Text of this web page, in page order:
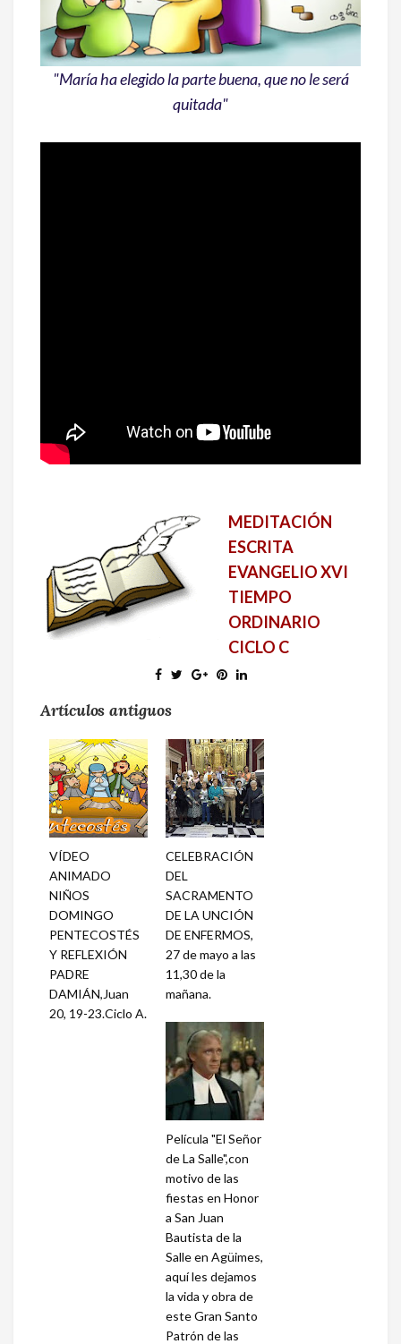
"María ha elegido la parte buena, que no le será
quitada"
MEDITACIÓN
ESCRITA
EVANGELIO XVI
TIEMPO
ORDINARIO
CICLO C
Artículos antiguos
VÍDEO
ANIMADO
NIÑOS
DOMINGO
PENTECOSTÉS
Y REFLEXIÓN
PADRE
DAMIÁN,Juan
20, 19-23.Ciclo A.
CELEBRACIÓN
DEL
SACRAMENTO
DE LA UNCIÓN
DE ENFERMOS,
27 de mayo a las
11,30 de la
mañana.
Película "El Señor
de La Salle",con
motivo de las
fiestas en Honor
a San Juan
Bautista de la
Salle en Agüimes,
aquí les dejamos
la vida y obra de
este Gran Santo
Patrón de las